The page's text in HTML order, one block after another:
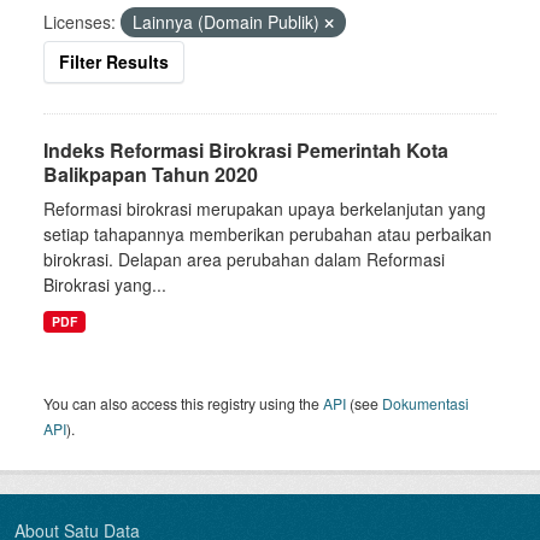
Licenses:
Lainnya (Domain Publik)
Filter Results
Indeks Reformasi Birokrasi Pemerintah Kota
Balikpapan Tahun 2020
Reformasi birokrasi merupakan upaya berkelanjutan yang
setiap tahapannya memberikan perubahan atau perbaikan
birokrasi. Delapan area perubahan dalam Reformasi
Birokrasi yang...
PDF
You can also access this registry using theAPI (see Dokumentasi
API).
About Satu Data